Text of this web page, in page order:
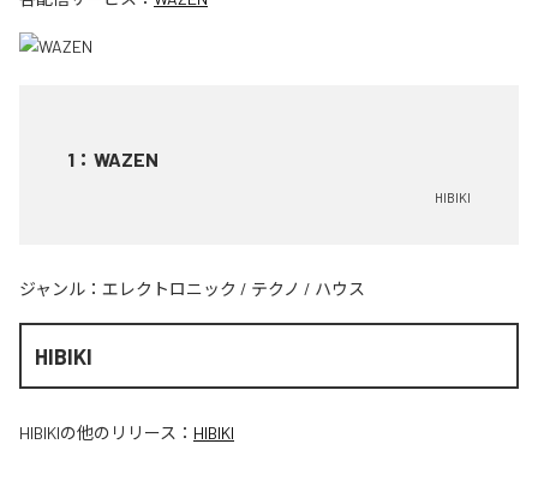
1 ： WAZEN
HIBIKI
ジャンル： エレクトロニック / テクノ / ハウス
HIBIKI
HIBIKIの他のリリース： HIBIKI